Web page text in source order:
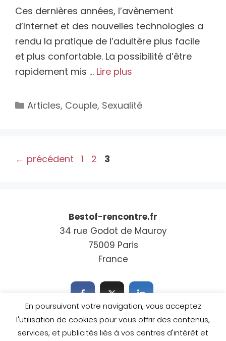
Ces dernières années, l’avènement
d’Internet et des nouvelles technologies a
rendu la pratique de l’adultère plus facile
et plus confortable. La possibilité d’être
rapidement mis … Lire plus
Catégories
Articles, Couple, Sexualité
← précédent Page
1 Page
2 Page
3
Bestof-rencontre.fr
34 rue Godot de Mauroy
75009 Paris
France
En poursuivant votre navigation, vous acceptez
l'utilisation de cookies pour vous offrir des contenus,
services, et publicités liés à vos centres d'intérêt et